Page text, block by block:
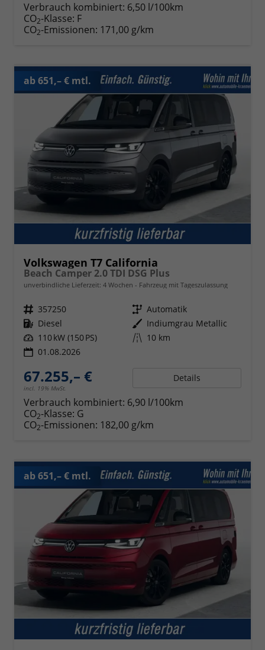
Verbrauch kombiniert: 6,50 l/100km
CO2-Klasse: F
CO2-Emissionen: 171,00 g/km
ab 651,– € mtl.
Volkswagen T7 California
Beach Camper 2.0 TDI DSG Plus
unverbindliche Lieferzeit: 4 Wochen Fahrzeug mit Tageszulassung
Fahrzeugnr. 357250 Getriebe Automatik
Kraftstoff Diesel Außenfarbe Indiumgrau Metallic
Leistung 110 kW (150 PS) Kilometerstand 10 km
01.08.2026
67.255,– €
incl. 19% MwSt.
Details
Verbrauch kombiniert: 6,90 l/100km
CO2-Klasse: G
CO2-Emissionen: 182,00 g/km
ab 651,– € mtl.